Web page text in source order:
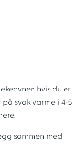
hvis du er
på svak varme i 4-5
sammen med